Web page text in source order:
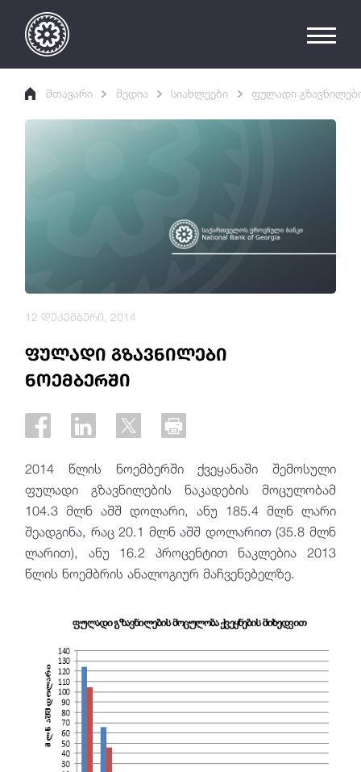
მთავარი მედია სიახლეები ფულადი
ფულადი გზავნილები
ნოემბერში
12 დეკემბერი, 2014
2014 წლის ნოემბერში ქვეყანაში შემოსული
ფულადი გზავნილების ნაკადების მოცულობამ
104.3 მლნ აშშ დოლარი, ანუ 185.4 მლნ ლარი
შეადგინა, რაც 20.1 მლნ აშშ დოლარით (35.8 მლნ
ლარით), ანუ 16.2 პროცენტით ნაკლებია 2013
წლის ნოემბრის ანალოგიურ მაჩვენებელზე.